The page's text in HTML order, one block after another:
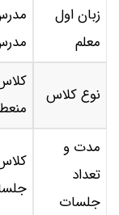
زبان اول
معلم
نوع کلاس
مدت و
تعداد
جلسات